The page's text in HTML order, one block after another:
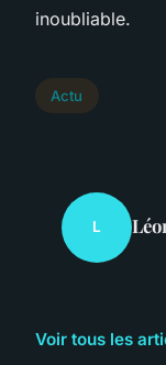
inoubliable.
Actu
L
Voir tous les